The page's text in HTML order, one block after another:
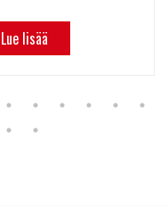
Lue lisää